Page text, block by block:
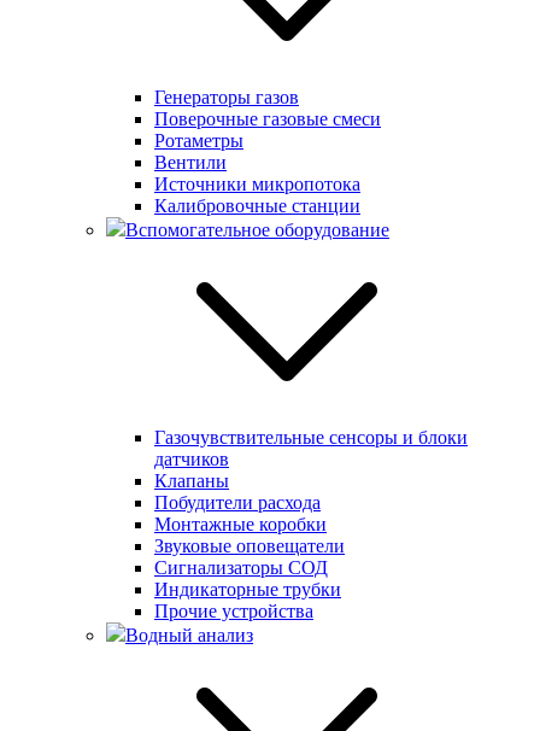
Генераторы газов
Поверочные газовые смеси
Ротаметры
Вентили
Источники микропотока
Калибровочные станции
Вспомогательное оборудование
Газочувствительные сенсоры и блоки
датчиков
Клапаны
Побудители расхода
Монтажные коробки
Звуковые оповещатели
Сигнализаторы СОД
Индикаторные трубки
Прочие устройства
Водный анализ